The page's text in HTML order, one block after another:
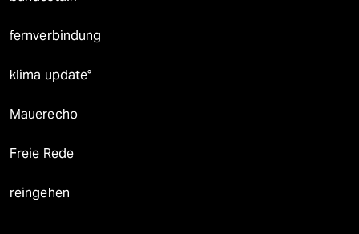
fernverbindung
klima update°
Mauerecho
Freie Rede
reingehen